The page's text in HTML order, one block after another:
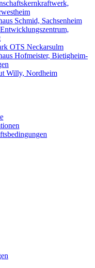
Schmid, Sachsenheim
OTS Neckarsulm
Hofmeister, Bietigheim-
Willy, Nordheim